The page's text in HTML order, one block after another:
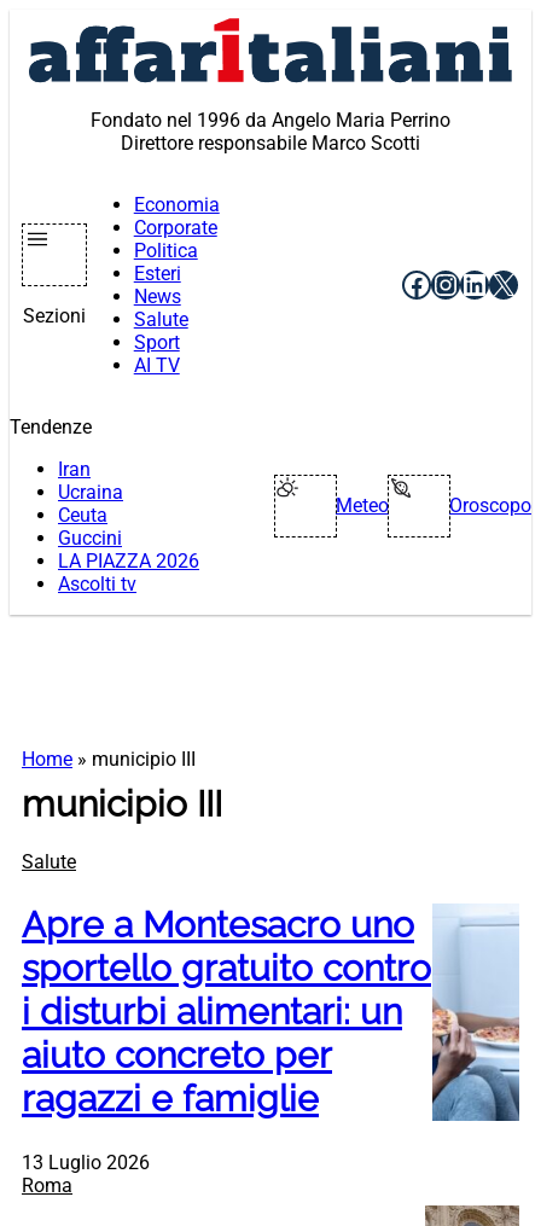
contenuto
Fondato nel 1996 da Angelo Maria Perrino
Direttore responsabile Marco Scotti
Sezioni
Economia
Corporate
Politica
Esteri
News
Salute
Sport
AI TV
Facebook
X
Tendenze
Iran
Ucraina
Ceuta
Guccini
LA PIAZZA 2026
Ascolti tv
Meteo Oroscopo
Home » municipio III
municipio III
Salute
Apre a Montesacro uno
sportello gratuito contro
i disturbi alimentari: un
aiuto concreto per
ragazzi e famiglie
13 Luglio 2026
Roma